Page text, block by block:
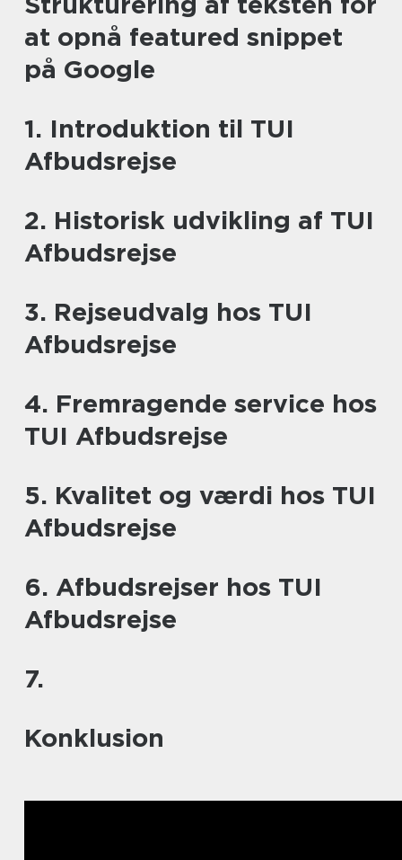
at opnå featured snippet
på Google
1. Introduktion til TUI
Afbudsrejse
2. Historisk udvikling af TUI
Afbudsrejse
3. Rejseudvalg hos TUI
Afbudsrejse
4. Fremragende service hos
TUI Afbudsrejse
5. Kvalitet og værdi hos TUI
Afbudsrejse
6. Afbudsrejser hos TUI
Afbudsrejse
7.
Konklusion